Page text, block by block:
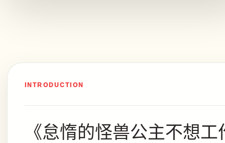
INTRODUCTION
《怠惰的怪兽公主不想工